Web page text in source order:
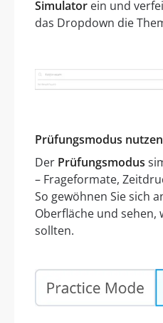
Simulator ein und
das Dropdown die
Prüfungsmodus nutzen
Der Prüfungsmodus
– Frageformate,
So gewöhnen Sie sich
Oberfläche und sehen,
sollten.